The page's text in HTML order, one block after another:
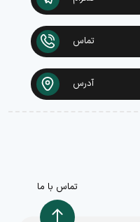
تماس
آدرس
تماس با ما